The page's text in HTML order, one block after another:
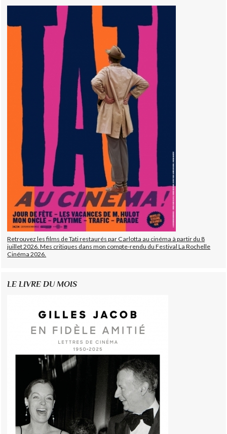
Retrouvez les films de Tati restaurés par Carlotta au cinéma à partir du 8
juillet 2026. Mes critiques dans mon compte-rendu du Festival La Rochelle
Cinéma 2026.
LE LIVRE DU MOIS